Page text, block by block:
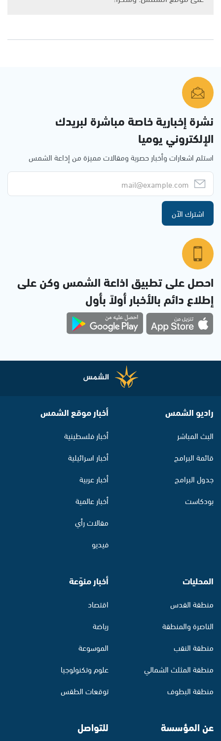
نشرة إخبارية خاصة مباشرة لبريدك
الإلكتروني يوميا
استلم اشعارات وأخبار حصرية ومقالات مميزة من إذاعة الشمس
اشترك الآن
احصل على تطبيق اذاعة الشمس وكن على
إطلاع دائم بالأخبار أولاً بأول
راديو الشمس
البث المباشر
قائمة البرامج
جدول البرامج
بودكاست
أخبار موقع الشمس
أخبار فلسطينية
أخبار اسرائيلية
أخبار عربية
أخبار عالمية
مقالات رأي
فيديو
المحليات
منطقة القدس
الناصرة والمنطقة
منطقة النقب
منطقة المثلث الشمالي
منطقة البطوف
أخبار منوّعة
اقتصاد
رياضة
الموسوعة
علوم وتكنولوجيا
توقعات الطقس
عن المؤسسة للتواصل